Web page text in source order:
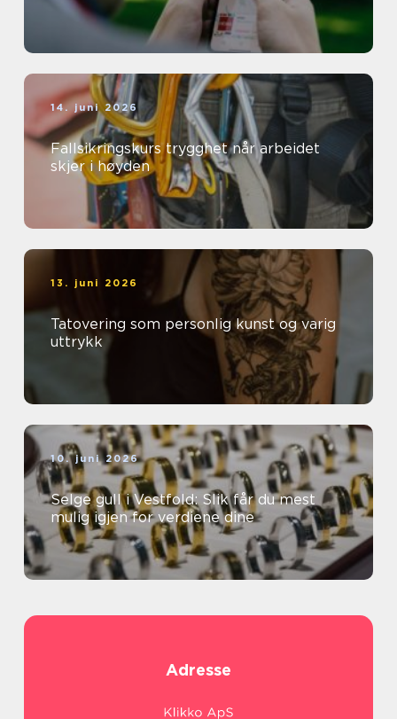
14. juni 2026
Fallsikringskurs trygghet når arbeidet
skjer i høyden
13. juni 2026
Tatovering som personlig kunst og varig
uttrykk
10. juni 2026
Selge gull i Vestfold: Slik får du mest
mulig igjen for verdiene dine
Adresse